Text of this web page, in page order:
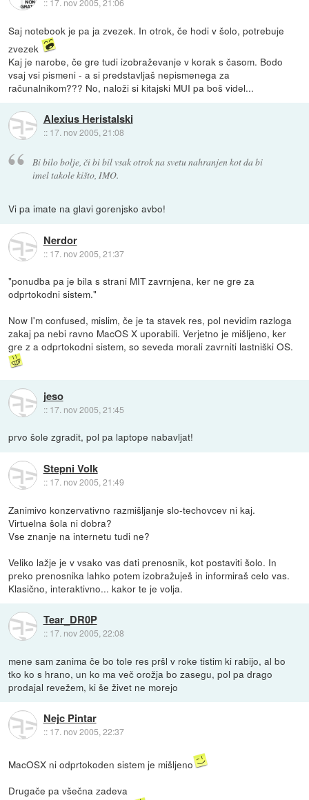
:: 17. nov 2005, 21:06
Saj notebook je pa ja zvezek. In otrok, če hodi v šolo, potrebuje
zvezek
Kaj je narobe, če gre tudi izobraževanje v korak s časom. Bodo
vsaj vsi pismeni - a si predstavljaš nepismenega za
računalnikom??? No, naloži si kitajski MUI pa boš videl...
Alexius Heristalski
:: 17. nov 2005, 21:08
Bi bilo bolje, či bi bil vsak otrok na svetu nahranjen kot da bi
imel takole kišto, IMO.
Vi pa imate na glavi gorenjsko avbo!
Nerdor
:: 17. nov 2005, 21:37
"ponudba pa je bila s strani MIT zavrnjena, ker ne gre za
odprtokodni sistem."
Now I'm confused, mislim, če je ta stavek res, pol nevidim razloga
zakaj pa nebi ravno MacOS X uporabili. Verjetno je mišljeno, ker
gre z a odprtokodni sistem, so seveda morali zavrniti lastniški OS.
jeso
:: 17. nov 2005, 21:45
prvo šole zgradit, pol pa laptope nabavljat!
Stepni Volk
:: 17. nov 2005, 21:49
Zanimivo konzervativno razmišljanje slo-techovcev ni kaj.
Virtuelna šola ni dobra?
Vse znanje na internetu tudi ne?
Veliko lažje je v vsako vas dati prenosnik, kot postaviti šolo. In
preko prenosnika lahko potem izobražuješ in informiraš celo vas.
Klasično, interaktivno... kakor te je volja.
Tear_DR0P
:: 17. nov 2005, 22:08
mene sam zanima če bo tole res pršl v roke tistim ki rabijo, al bo
tko ko s hrano, un ko ma več orožja bo zasegu, pol pa drago
prodajal revežem, ki še živet ne morejo
Nejc Pintar
:: 17. nov 2005, 22:37
MacOSX ni odprtokoden sistem je mišljeno
Drugače pa všečna zadeva